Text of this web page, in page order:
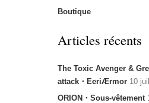
Boutique
Articles récents
The Toxic Avenger &
attack・EeriÆrmor 10
ORION・Sous-vêtement